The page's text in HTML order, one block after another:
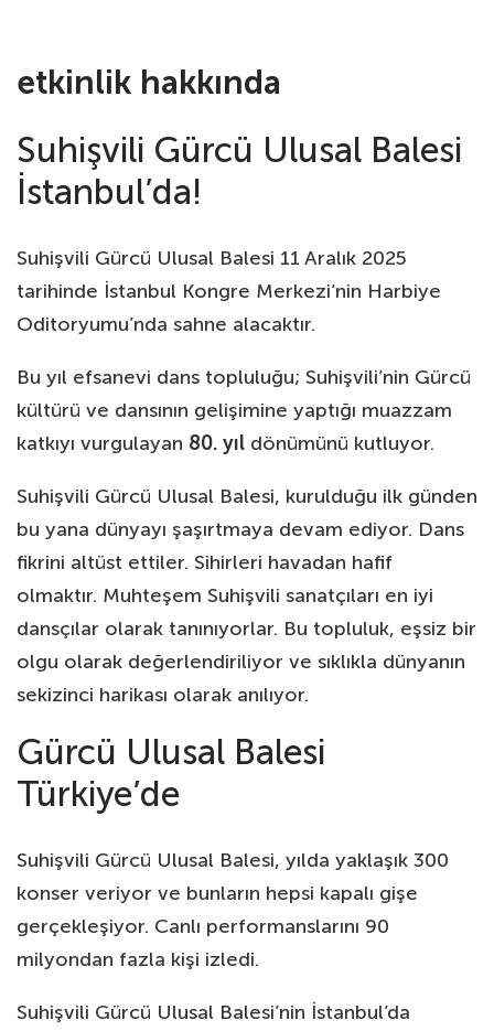
etkinlik hakkında
Suhişvili Gürcü Ulusal Balesi
İstanbul’da!
Suhişvili Gürcü Ulusal Balesi 11 Aralık 2025
tarihinde İstanbul Kongre Merkezi’nin Harbiye
Oditoryumu’nda sahne alacaktır.
Bu yıl efsanevi dans topluluğu; Suhişvili’nin Gürcü
kültürü ve dansının gelişimine yaptığı muazzam
katkıyı vurgulayan 80. yıl dönümünü kutluyor.
Suhişvili Gürcü Ulusal Balesi, kurulduğu ilk günden
bu yana dünyayı şaşırtmaya devam ediyor. Dans
fikrini altüst ettiler. Sihirleri havadan hafif
olmaktır. Muhteşem Suhişvili sanatçıları en iyi
dansçılar olarak tanınıyorlar. Bu topluluk, eşsiz bir
olgu olarak değerlendiriliyor ve sıklıkla dünyanın
sekizinci harikası olarak anılıyor.
Gürcü Ulusal Balesi
Türkiye’de
Suhişvili Gürcü Ulusal Balesi, yılda yaklaşık 300
konser veriyor ve bunların hepsi kapalı gişe
gerçekleşiyor. Canlı performanslarını 90
milyondan fazla kişi izledi.
Suhişvili Gürcü Ulusal Balesi’nin İstanbul’da